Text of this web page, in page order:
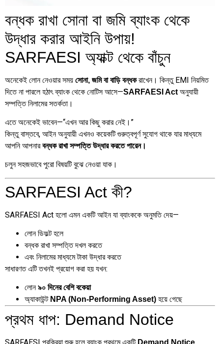
বন্ধক রাখা সোনা বা জমি ব্যাংক থেকে
উদ্ধার করার আইনি উপায়!
SARFAESI অ্যাক্ট থেকে বাঁচুন
অনেকেই লোন নেওয়ার সময় সোনা, জমি বা বাড়ি বন্ধকরাখেন। কিন্তু EMI নিয়মিত
দিতে না পারলে হঠাৎ ব্যাংক থেকে নোটিস আসে—SARFAESI Act অনুযায়ী
সম্পত্তি নিলামের সতর্কতা।
এতে অনেকেই ভাবেন—“এখন আর কিছু করার নেই।”
কিন্তু বাস্তবে, আইন অনুযায়ী এখনও কয়েকটি গুরুত্বপূর্ণ সুযোগ থাকে যার মাধ্যমে
আপনি আপনারবন্ধক রাখা সম্পত্তি উদ্ধার করতে পারেন।
চলুন সহজভাবে পুরো বিষয়টি বুঝে নেওয়া যাক।
SARFAESI Act কী?
SARFAESI Act হলো এমন একটি আইন যা ব্যাংককে অনুমতি দেয়—
লোন ডিফল্ট হলে
বন্ধক রাখা সম্পত্তি দখল করতে
এবং নিলামের মাধ্যমে টাকা উদ্ধার করতে
সাধারণত এটি তখনই প্রয়োগ করা হয় যখন:
লোন৯০ দিনের বেশি বকেয়া
অ্যাকাউন্ট NPA (Non-Performing Asset) হয়ে গেছে
প্রথম ধাপ: Demand Notice